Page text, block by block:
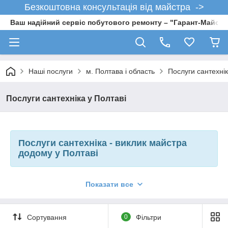
Безкоштовна консультація від майстра ->
Ваш надійний сервіс побутового ремонту – "Гарант-
Наші послуги м. Полтава і область Послуги
Послуги сантехніка у Полтаві
Послуги сантехніка - виклик майстра
додому у Полтаві
хочете знайти хорошого сантехніка, що знає свою справу.
висококваліфікованого сантехніка, що має багаторічний
досвід робіт і безліч позитивних відгуків. Ми допомагаємо
Показати все
Сортування 0 Фільтри